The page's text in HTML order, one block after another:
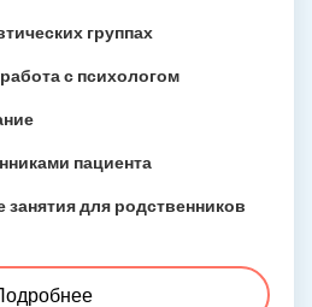
группах
с психологом
пациента
для родственников